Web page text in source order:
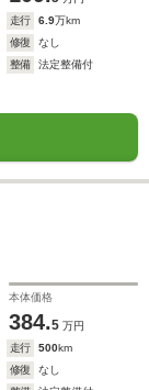
走行 6.9万km
修復
なし
整備
法定整備付
本体価格
384.5 万円
走行 500km
修復
なし